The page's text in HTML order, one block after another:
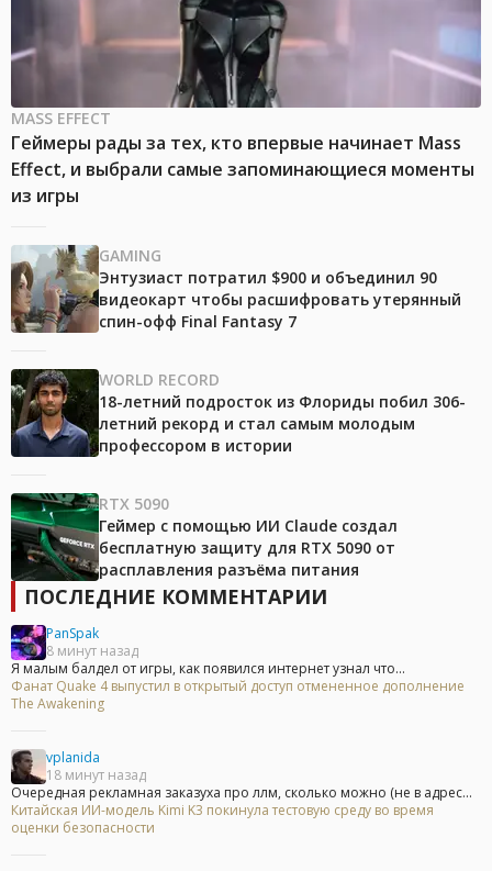
MASS EFFECT
Геймеры рады за тех, кто впервые начинает Mass
Effect, и выбрали самые запоминающиеся моменты
из игры
GAMING
Энтузиаст потратил $900 и объединил 90
видеокарт чтобы расшифровать утерянный
спин-офф Final Fantasy 7
WORLD RECORD
18-летний подросток из Флориды побил 306-
летний рекорд и стал самым молодым
профессором в истории
RTX 5090
Геймер с помощью ИИ Claude создал
бесплатную защиту для RTX 5090 от
расплавления разъёма питания
ПОСЛЕДНИЕ КОММЕНТАРИИ
PanSpak
8 минут назад
Я малым балдел от игры, как появился интернет узнал что...
Фанат Quake 4 выпустил в открытый доступ отмененное дополнение
The Awakening
vplanida
18 минут назад
Очередная рекламная заказуха про ллм, сколько можно (не в адрес...
Китайская ИИ-модель Kimi K3 покинула тестовую среду во время
оценки безопасности